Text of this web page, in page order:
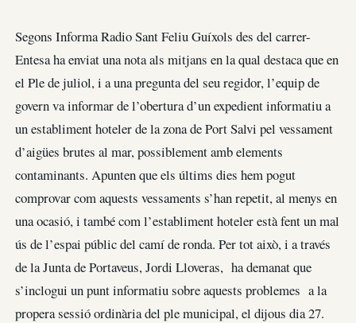
Segons Informa Radio Sant Feliu Guíxols des del carrer-
Entesa ha enviat una nota als mitjans en la qual destaca que en
el Ple de juliol, i a una pregunta del seu regidor, l’equip de
govern va informar de l’obertura d’un expedient informatiu a
un establiment hoteler de la zona de Port Salvi pel vessament
d’aigües brutes al mar, possiblement amb elements
contaminants. Apunten que els últims dies hem pogut
comprovar com aquests vessaments s’han repetit, al menys en
una ocasió, i també com l’establiment hoteler està fent un mal
ús de l’espai públic del camí de ronda. Per tot això, i a través
de la Junta de Portaveus, Jordi Lloveras, ha demanat que
s’inclogui un punt informatiu sobre aquests problemes a la
propera sessió ordinària del ple municipal, el dijous dia 27.